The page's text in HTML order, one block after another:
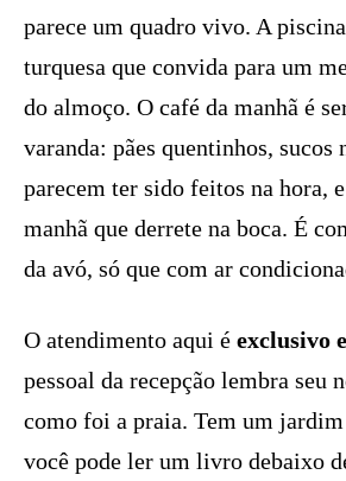
parece um quadro vivo. A
turquesa que convida para um
do almoço. O café da manhã é
varanda: pães quentinhos, sucos
parecem ter sido feitos na hora,
manhã que derrete na boca. É
da avó, só que com ar
O atendimento aqui é exclusivo
pessoal da recepção lembra seu
como foi a praia. Tem um
você pode ler um livro debaixo